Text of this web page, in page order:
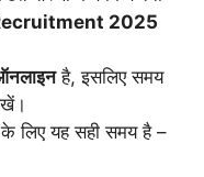
2025
है, इसलिए समय
के लिए यह सही समय है –